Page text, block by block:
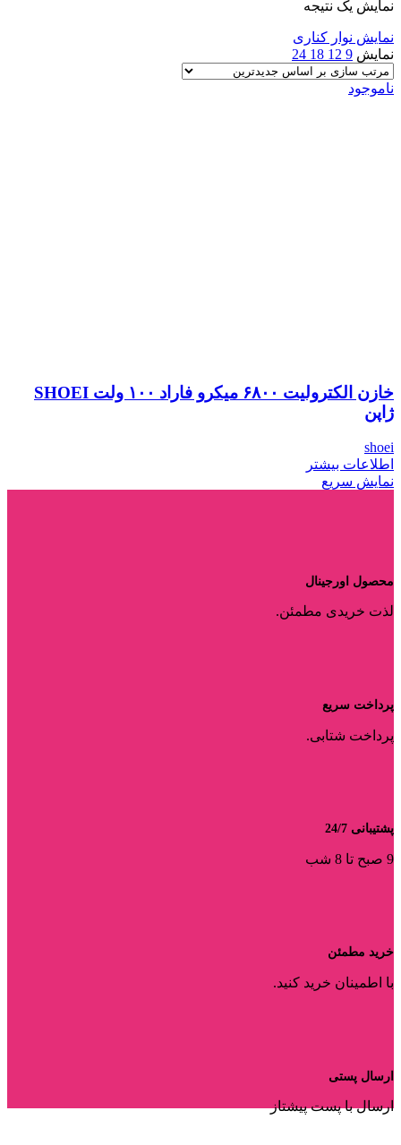
نمایش یک نتیجه
نمایش نوار کناری
نمایش 9
12
18
24
ناموجود
خازن الکترولیت ۶۸۰۰ میکرو فاراد ۱۰۰ ولت SHOEI
ژاپن
shoei
اطلاعات بیشتر
نمایش سریع
محصول اورجینال
لذت خریدی مطمئن.
پرداخت سریع
پرداخت شتابی.
پشتیبانی 24/7
9 صبح تا 8 شب
خرید مطمئن
با اطمینان خرید کنید.
ارسال پستی
ارسال با پست پیشتاز